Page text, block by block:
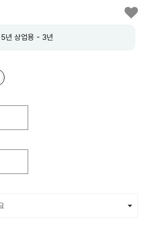
년 상업용 - 3년